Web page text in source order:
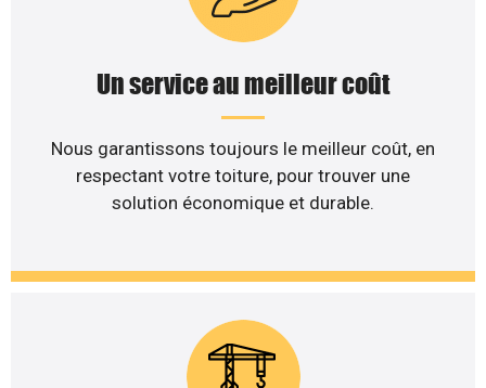
Un service au meilleur coût
Nous garantissons toujours le meilleur coût, en
respectant votre toiture, pour trouver une
solution économique et durable.